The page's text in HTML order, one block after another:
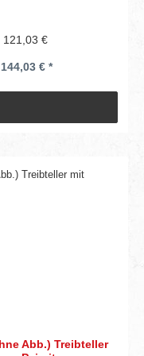
121,03 €
€ *
Abb.) Treibteller